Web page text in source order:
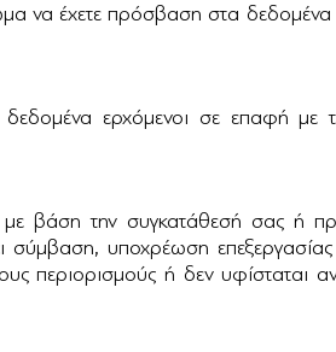
να έχετε πρόσβαση στα δεδομένα
δεδομένα ερχόμενοι σε επαφή με
βάση την συγκατάθεσή σας ή
σύμβαση, υποχρέωση
περιορισμούς ή δεν υφίσταται